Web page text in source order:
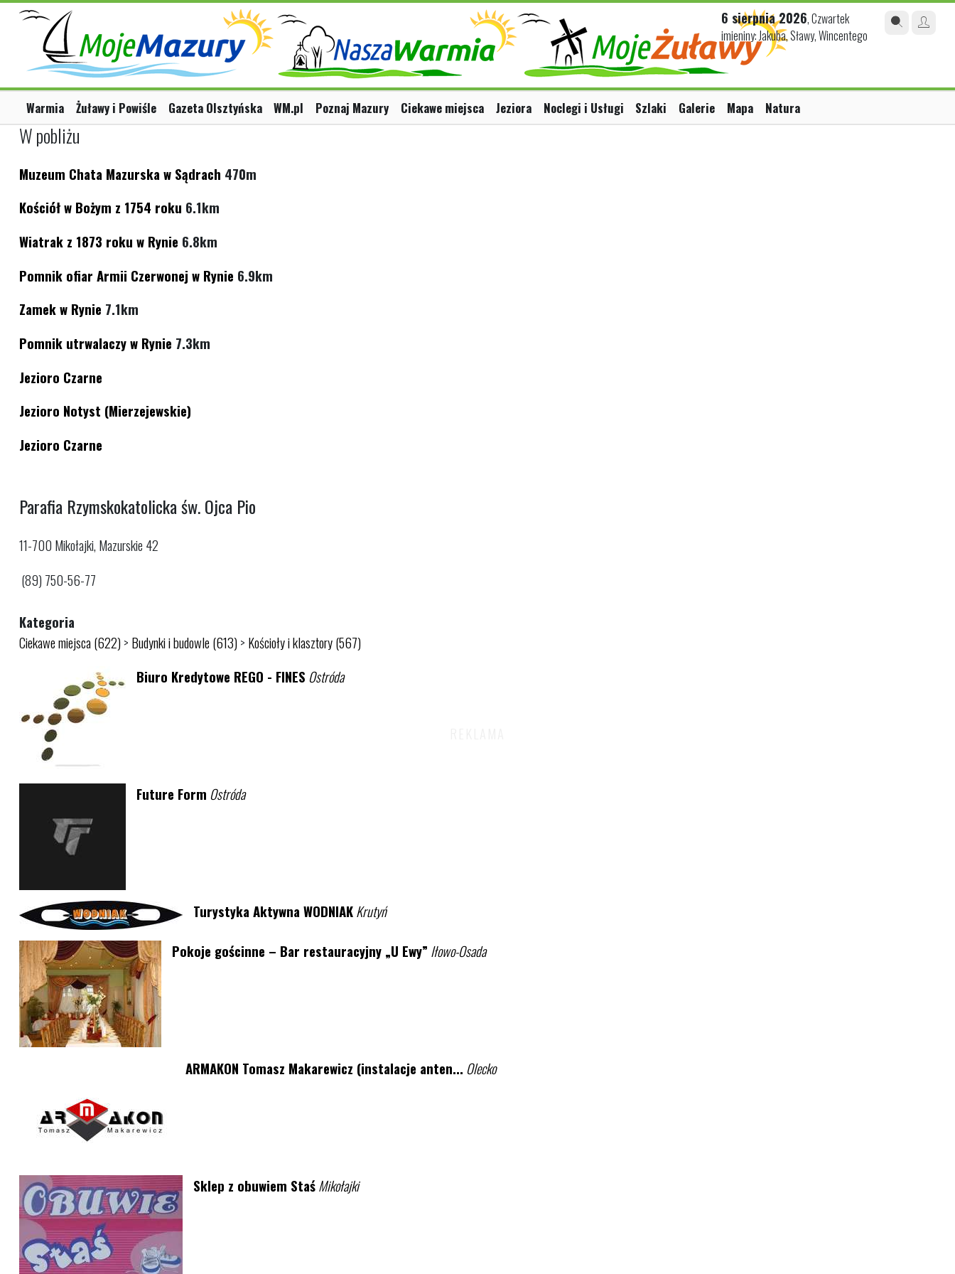
6 sierpnia 2026, Czwartek
imieniny: Jakuba, Sławy, Wincentego
Warmia Żuławy i Powiśle Gazeta Olsztyńska WM.pl Poznaj Mazury Ciekawe miejsca Jeziora Noclegi i Usługi Szlaki Galerie Mapa Natura
W pobliżu
Muzeum Chata Mazurska w Sądrach 470m
Kościół w Bożym z 1754 roku 6.1km
Wiatrak z 1873 roku w Rynie 6.8km
Pomnik ofiar Armii Czerwonej w Rynie 6.9km
Zamek w Rynie 7.1km
Pomnik utrwalaczy w Rynie 7.3km
Jezioro Czarne
Jezioro Notyst (Mierzejewskie)
Jezioro Czarne
Parafia Rzymskokatolicka św. Ojca Pio
11-700 Mikołajki, Mazurskie 42
(89) 750-56-77
Kategoria
Ciekawe miejsca (622)> Budynki i budowle (613)> Kościoły i klasztory (567)
Biuro Kredytowe REGO - FINES Ostróda
Future Form Ostróda
Turystyka Aktywna WODNIAKKrutyń
Pokoje gościnne – Bar restauracyjny „U Ewy” Iłowo-Osada
ARMAKON Tomasz Makarewicz (instalacje anten... Olecko
Sklep z obuwiem StaśMikołajki